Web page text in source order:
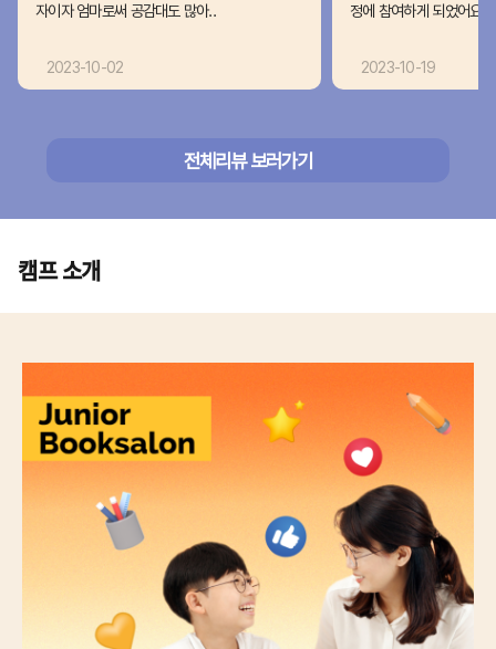
자이자 엄마로써 공감대도 많아..
2023-10-02
정에 참여하게 되었어요.
2023-10-19
전체리뷰 보러가기
캠프 소개